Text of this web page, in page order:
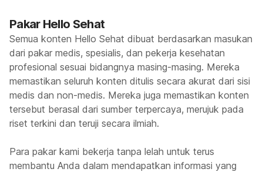
Pakar Hello Sehat
Semua konten Hello Sehat dibuat berdasarkan masukan
dari pakar medis, spesialis, dan pekerja kesehatan
profesional sesuai bidangnya masing-masing. Mereka
memastikan seluruh konten ditulis secara akurat dari sisi
medis dan non-medis. Mereka juga memastikan konten
tersebut berasal dari sumber terpercaya, merujuk pada
riset terkini dan teruji secara ilmiah.
Para pakar kami bekerja tanpa lelah untuk terus
membantu Anda dalam mendapatkan informasi yang